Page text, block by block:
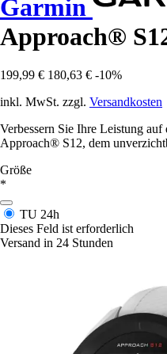
Garmin
Approach®
199,99 € 180,63 € -10%
inkl. MwSt. zzgl. Versandkosten
Verbessern Sie Ihre Leistung
Approach® S12, dem
Größe
*
TU 24h
Dieses Feld ist erforderlich
Versand in 24 Stunden